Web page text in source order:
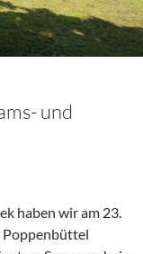
und
haben wir am 23.
Poppenbüttel